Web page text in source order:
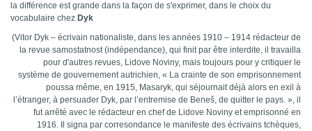
a différence est grande dans la façon de s'exprimer, dans le choix du
vocabulaire chez Dyk
(Vitor Dyk – écrivain nationaliste, dans les années 1910 – 1914 rédacteur de
la revue samostatnost (indépendance), qui finit par être interdite, il travailla
pour d'autres revues, Lidove Noviny, mais toujours pour y critiquer le
système de gouvernement autrichien, « La crainte de son emprisonnement
poussa même, en 1915, Masaryk, qui séjournait déjà alors en exil à
l’étranger, à persuader Dyk, par l’entremise de Beneš, de quitter le pays. », il
fut arrêté avec le rédacteur en chef de Lidove Noviny et emprisonné en
1916. Il signa par corresondance le manifeste des écrivains tchèques,